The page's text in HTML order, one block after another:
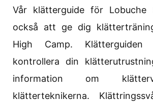
Vår klätterguide för Lobuche
också att ge dig
High Camp.
kontrollera din
information om
klätterteknikerna.